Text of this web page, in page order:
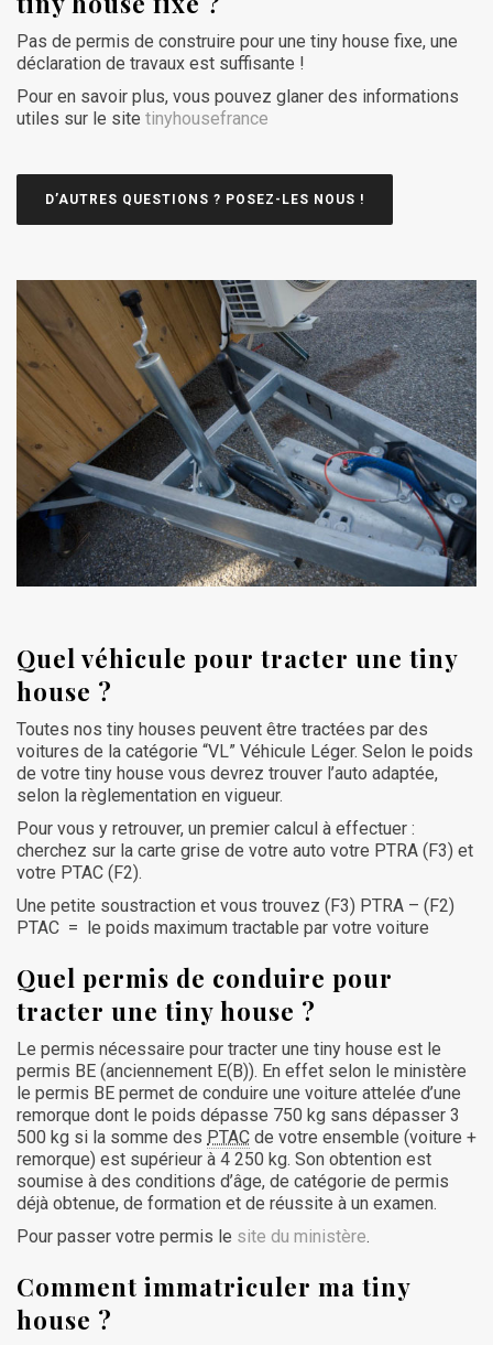
Pas de permis de construire pour une tiny house fixe, une
déclaration de travaux est suffisante !
Pour en savoir plus, vous pouvez glaner des informations
utiles sur le site tinyhousefrance
D’AUTRES QUESTIONS ? POSEZ-LES NOUS !
Quel véhicule pour tracter une tiny
house ?
Toutes nos tiny houses peuvent être tractées par des
voitures de la catégorie “VL” Véhicule Léger. Selon le poids
de votre tiny house vous devrez trouver l’auto adaptée,
selon la règlementation en vigueur.
Pour vous y retrouver, un premier calcul à effectuer :
cherchez sur la carte grise de votre auto votre PTRA (F3) et
votre PTAC (F2).
Une petite soustraction et vous trouvez (F3) PTRA – (F2)
PTAC = le poids maximum tractable par votre voiture
Quel permis de conduire pour
tracter une tiny house ?
Le permis nécessaire pour tracter une tiny house est le
permis BE (anciennement E(B)). En effet selon le ministère
le permis BE permet de conduire une voiture attelée d’une
remorque dont le poids dépasse 750 kg sans dépasser 3
500 kg si la somme des PTAC de votre ensemble (voiture +
remorque) est supérieur à 4 250 kg. Son obtention est
soumise à des conditions d’âge, de catégorie de permis
déjà obtenue, de formation et de réussite à un examen.
Pour passer votre permis le site du ministère.
Comment immatriculer ma tiny
house ?